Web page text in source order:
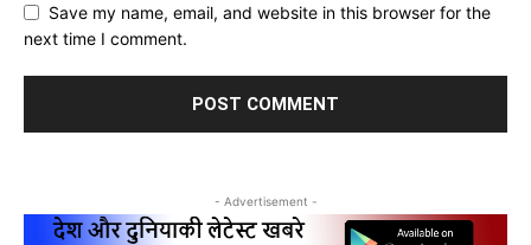
Save my name, email, and website in this browser for the
next time I comment.
- Advertisement -